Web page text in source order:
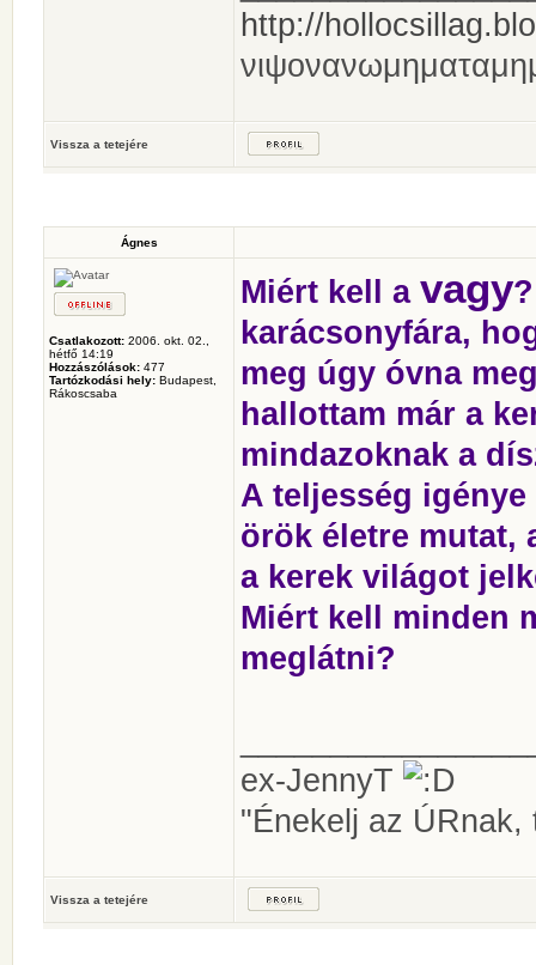
http://
Vissza a tetejére
Ágnes
Csatlakozott: 2006. okt. 02.,
hétfő 14:19
Hozzászólások: 477
Tartózkodási hely: Budapest,
Rákoscsaba
Miért kell a vagy
karácsonyfára,
meg úgy óvna
hallottam már a
mindazoknak a
A teljesség
örök életre mutat,
a kerek világot
Miért kell minden
meglátni?
ex-JennyT
"Énekelj az ÚRnak,
Vissza a tetejére